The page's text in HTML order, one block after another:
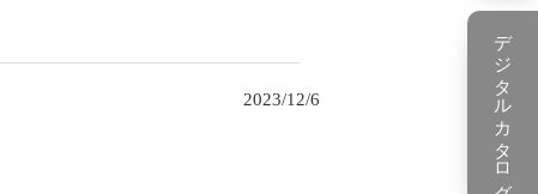
2023/12/6 デジタルカタログ